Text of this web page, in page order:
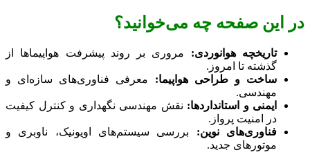
در این صفحه چه می‌خوانید؟
تاریخچه هوانوردی: مروری بر روند پیشرفت هواپیماها از
گذشته تا امروز.
ساخت و طراحی هواپیما: معرفی فناوری‌های سازه‌ای و
مهندسی.
ایمنی و استانداردها: نقش مهندسی نگهداری و کنترل کیفیت
در امنیت پرواز.
فناوری‌های نوین: بررسی سیستم‌های اویونیک، ناوبری و
موتورهای جدید.